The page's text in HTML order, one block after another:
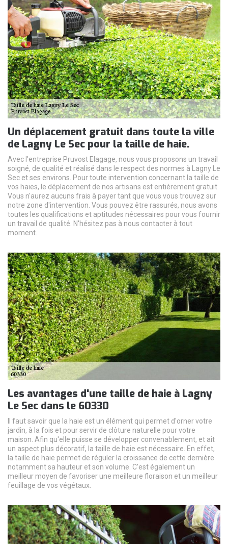
Un déplacement gratuit dans toute la ville
de Lagny Le Sec pour la taille de haie.
Avec l'entreprise Pruvost Elagage, nous vous proposons un travail
soigné, de qualité et réalisé dans le respect des normes à Lagny Le
Sec et ses environs. Pour toute intervention concernant la taille de
vos haies, le déplacement de nos artisans est entièrement gratuit.
Vous n'aurez aucuns frais à payer tant que vous vous trouvez sur
notre zone d'intervention. Vous pouvez être rassurés, nous avons
toutes les qualifications et aptitudes nécessaires pour vous fournir
un travail de qualité. N'hésitez pas à nous contacter à tout
moment.
Les avantages d'une taille de haie à Lagny
Le Sec dans le 60330
Il faut savoir que la haie est un élément qui permet d'orner votre
jardin, à la fois et pour servir de clôture naturelle pour votre
maison. Afin qu'elle puisse se développer convenablement, et ait
un aspect plus décoratif, la taille de haie est nécessaire. En effet,
la taille de haie permet de réguler la croissance de cette dernière
notamment sa hauteur et son volume. C'est également un
meilleur moyen de favoriser une meilleure floraison et un meilleur
feuillage de vos végétaux.